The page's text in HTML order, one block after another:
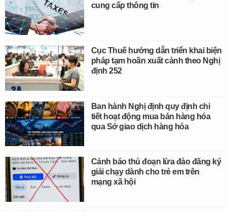
cung cấp thông tin
Cục Thuế hướng dẫn triển khai biện
pháp tạm hoãn xuất cảnh theo Nghị
định 252
Ban hành Nghị định quy định chi
tiết hoạt động mua bán hàng hóa
qua Sở giao dịch hàng hóa
Cảnh báo thủ đoạn lừa đảo đăng ký
giải chạy dành cho trẻ em trên
mạng xã hội